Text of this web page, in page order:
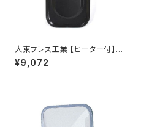
大東プレス工業 【ヒーター付】サ
イドミラー/バックミラーJ08 DI
-7BZ
¥9,072